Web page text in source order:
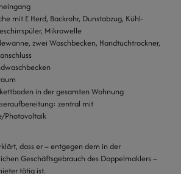
mit E Herd, Backrohr, Dunstabzug, Kühl-
Mikrowelle
zwei Waschbecken, Handtuchtrockner,
in der gesamten Wohnung
zentral mit
Photovoltaik
dass er – entgegen dem in der
Geschäftsgebrauch des Doppelmaklers –
tätig ist.